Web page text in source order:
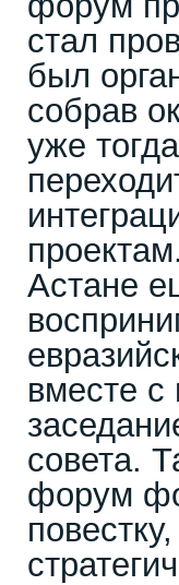
стал
был
собрав
уже
Астане
вместе с
совета.
форум